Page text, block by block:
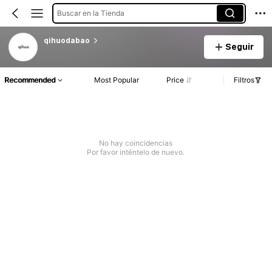
Buscar en la Tienda
qihuodabao
Seguir
Recommended Most Popular Price Filtros
No hay coincidencias
Por favor inténtelo de nuevo.